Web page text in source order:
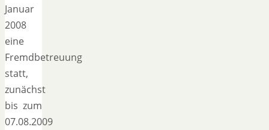
Januar
2008
eine
Fremdbetreuung
statt,
zunächst
bis zum
07.08.2009